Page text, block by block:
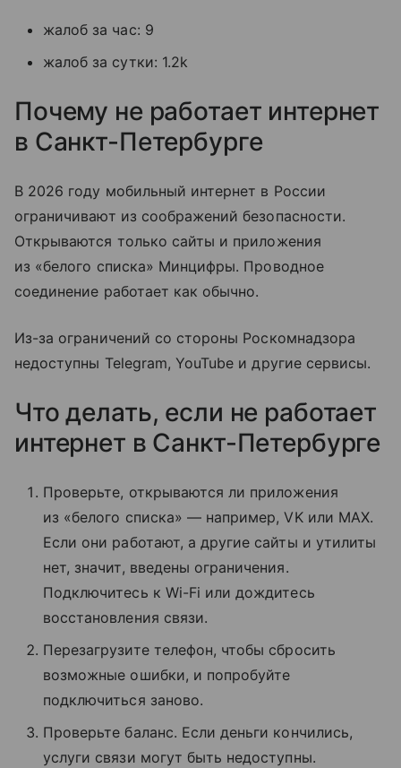
жалоб за час: 9
жалоб за сутки: 1.2k
Почему не работает интернет
в Санкт-Петербурге
В 2026 году мобильный интернет в России
ограничивают из соображений безопасности.
Открываются только сайты и приложения
из «белого списка» Минцифры. Проводное
соединение работает как обычно.
Из-за ограничений со стороны Роскомнадзора
недоступны Telegram, YouTube и другие сервисы.
Что делать, если не работает
интернет в Санкт-Петербурге
Проверьте, открываются ли приложения
из «белого списка» — например, VK или MAX.
Если они работают, а другие сайты и утилиты
нет, значит, введены ограничения.
Подключитесь к Wi-Fi или дождитесь
восстановления связи.
Перезагрузите телефон, чтобы сбросить
возможные ошибки, и попробуйте
подключиться заново.
Проверьте баланс. Если деньги кончились,
услуги связи могут быть недоступны.